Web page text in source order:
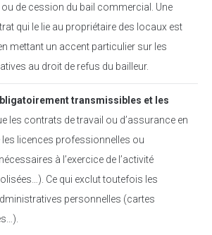
de cession du bail commercial. Une
qui le lie au propriétaire des locaux est
mettant un accent particulier sur les
au droit de refus du bailleur.
transmissibles et les
les contrats de travail ou d’assurance en
licences professionnelles ou
à l’exercice de l’activité
Ce qui exclut toutefois les
personnelles (cartes